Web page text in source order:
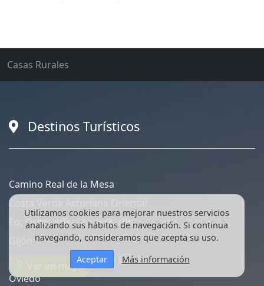
Ver en mapa
Casas Rurales
Destinos Turísticos
Camino Real de la Mesa
Costa Verde Asturiana Oriental
Eo, Oscos y Terras de Burón
Muniellos, Reserva de la Biosfera
Oviedo
Utilizamos cookies para mejorar nuestros servicios
analizando sus hábitos de navegación. Si continua
navegando, consideramos que acepta su uso.
Aceptar
Más información